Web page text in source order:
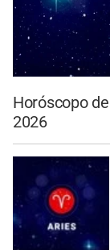
Horóscopo
2026